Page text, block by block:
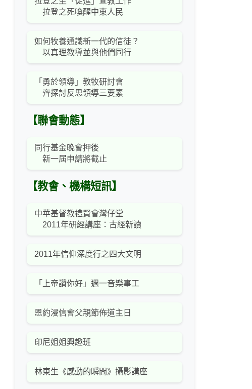
拉登之死喚醒中東人民
如何牧養通識新一代的信徒？
以真理教導並與他們同行
「勇於領導」教牧研討會
齊探討反思領導三要素
【聯會動態】
同行基金晚會押後
新一屆申請將截止
【教會、機構短訊】
中華基督教禮賢會灣仔堂
2011年研經講座：古經新讀
2011年信仰深度行之四大文明
「上帝讚你好」週一音樂事工
恩約浸信會父親節佈道主日
印尼姐姐興趣班
林東生《感動的瞬間》攝影講座